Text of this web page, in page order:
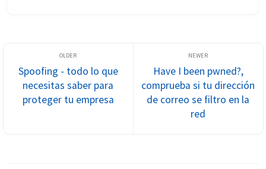
Spoofing - todo lo que
necesitas saber para
proteger tu empresa
Have I been pwned?,
comprueba si tu dirección
de correo se filtro en la
red